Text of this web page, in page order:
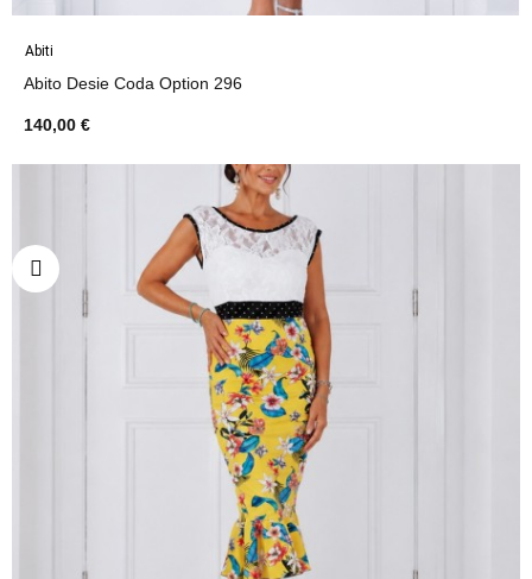
Abiti
Abito Desie Coda Option 296
140,00 €